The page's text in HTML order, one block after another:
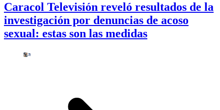
Caracol Televisión reveló resultados de la
investigación por denuncias de acoso
sexual: estas son las medidas